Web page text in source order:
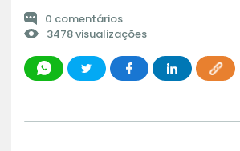
0 comentários
3478 visualizações